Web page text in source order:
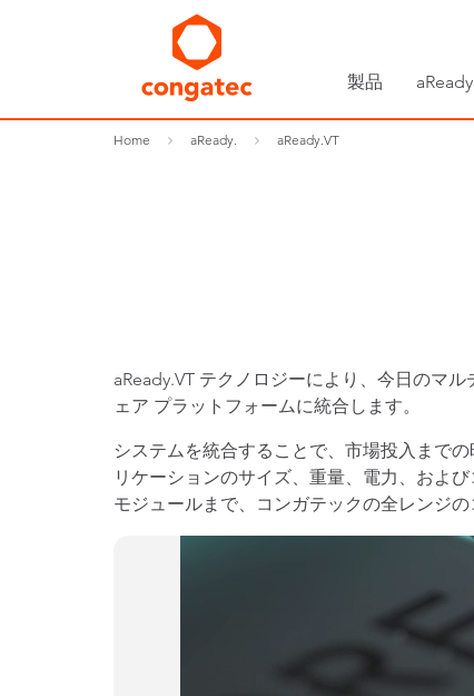
製品
Home aReady. aReady.VT
aReady.VT テクノロジーにより、今日のマ
ェア プラットフォームに統合します。
システムを統合することで、市場投入まで
リケーションのサイズ、重量、電力、およ
モジュールまで、コンガテックの全レンジ